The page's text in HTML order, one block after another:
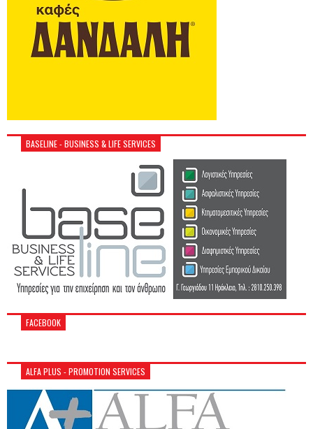
BASELINE - BUSINESS & LIFE SERVICES
FACEBOOK
ALFA PLUS - PROMOTION SERVICES